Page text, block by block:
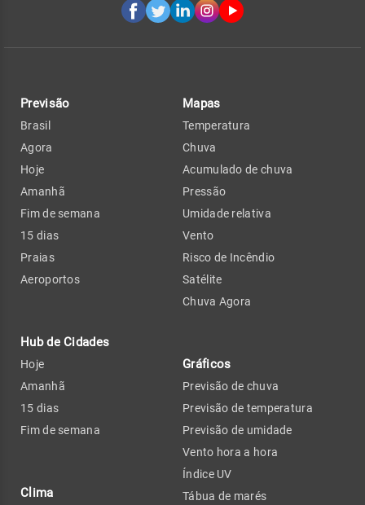
Previsão
Brasil
Agora
Hoje
Amanhã
Fim de semana
15 dias
Praias
Aeroportos
Hub de Cidades
Hoje
Amanhã
15 dias
Fim de semana
Clima
Mapas
Temperatura
Chuva
Acumulado de chuva
Pressão
Umidade relativa
Vento
Risco de Incêndio
Satélite
Chuva Agora
Gráficos
Previsão de chuva
Previsão de temperatura
Previsão de umidade
Vento hora a hora
Índice UV
Tábua de marés